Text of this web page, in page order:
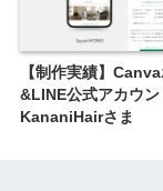
【制作実績】
&LINE公式アカウ
KananiHairさま